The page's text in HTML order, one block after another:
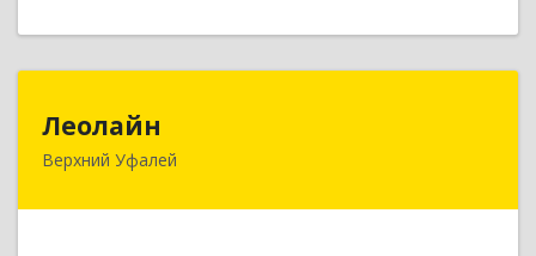
Леолайн
Верхний Уфалей
456800, Челябинская обл, Верхний Уфалей г,